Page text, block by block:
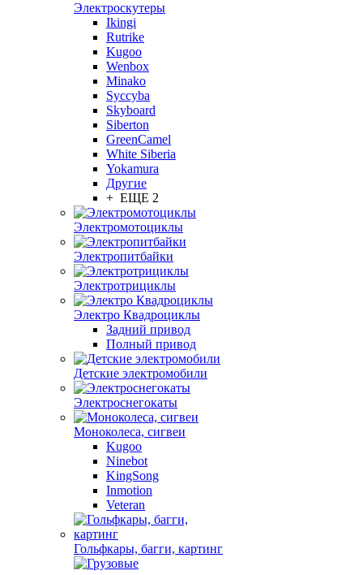
Электроскутеры
Ikingi
Rutrike
Kugoo
Wenbox
Minako
Syccyba
Skyboard
Siberton
GreenCamel
White Siberia
Yokamura
Другие
+ ЕЩЕ 2
Электромотоциклы
Электропитбайки
Электротрициклы
Электро Квадроциклы
Задний привод
Полный привод
Детские электромобили
Электроснегокаты
Моноколеса, сигвеи
Kugoo
Ninebot
KingSong
Inmotion
Veteran
Гольфкары, багги, картинг